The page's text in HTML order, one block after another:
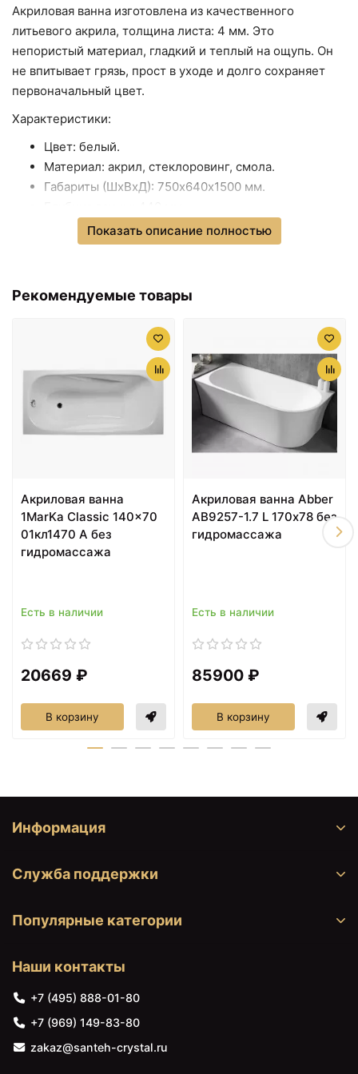
8950 ₽
Панель фронтальная
150L 1Marka Piccolo
29720 ₽
Акриловая ванна 150х75
см 1Marka Piccolo R
см 1Marka Piccolo L
01пк1770л
Piccolo 150x75 R
01пк1770п без
Акриловая ванна изготовлена из качественного
литьевого акрила, толщина листа: 4 мм. Это
непористый материал, гладкий и теплый на ощупь. Он
не впитывает грязь, прост в уходе и долго сохраняет
первоначальный цвет.
Характеристики:
Цвет: белый.
Материал: акрил, стеклоровинг, смола.
Габариты (ШхВхД): 750х640х1500 мм.
Объем: 110 л.
Форма: асимметричная.
Показать описание полностью
Рекомендуемые товары
Акриловая ванна
1MarKa Classic 140x70
01кл1470 А без
гидромассажа
Есть в наличии
20669 ₽
В корзину
Акриловая ванна Abber
AB9257-1.7 L 170х78 без
гидромассажа
Есть в наличии
85900 ₽
В корзину
Информация
Служба поддержки
Популярные категории
Наши контакты
+7 (495) 888-01-80
+7 (969) 149-83-80
zakaz@santeh-crystal.ru